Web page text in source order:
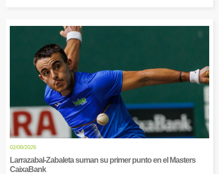
02/08/2026
Larrazabal-Zabaleta suman su primer punto en el Masters
CaixaBank